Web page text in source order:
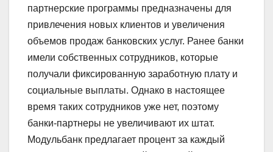
партнерские программы предназначены для
привлечения новых клиентов и увеличения
объемов продаж банковских услуг. Ранее банки
имели собственных сотрудников, которые
получали фиксированную заработную плату и
социальные выплаты. Однако в настоящее
время таких сотрудников уже нет, поэтому
банки-партнеры не увеличивают их штат.
Модульбанк предлагает процент за каждый